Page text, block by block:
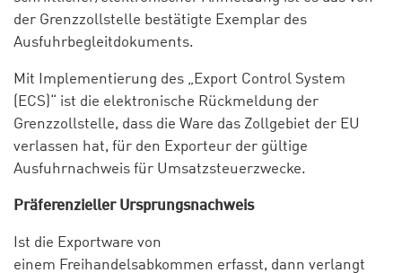
der Grenzzollstelle bestätigte Exemplar des
Ausfuhrbegleitdokuments.
Mit Implementierung des „Export Control System
(ECS)“ ist die elektronische Rückmeldung der
Grenzzollstelle, dass die Ware das Zollgebiet der EU
verlassen hat, für den Exporteur der gültige
Ausfuhrnachweis für Umsatzsteuerzwecke.
Präferenzieller Ursprungsnachweis
Ist die Exportware von
einem Freihandelsabkommen erfasst, dann verlangt